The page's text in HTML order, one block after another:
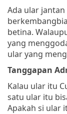
Ada ular
betina.
yang
ular yang
Tanggapan
Kalau ular itu
satu ular itu
Apakah si ular